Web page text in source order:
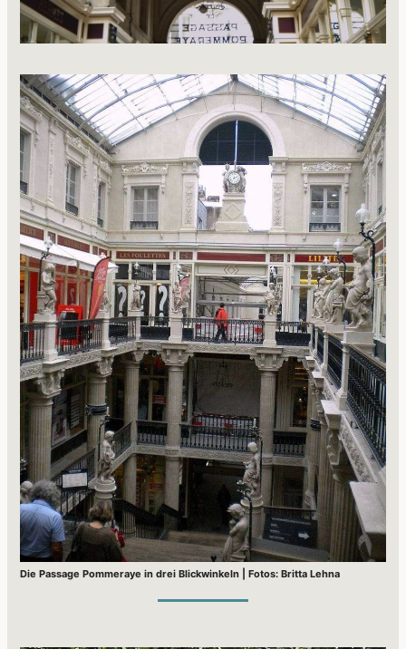
Die Passage Pommeraye in drei Blickwinkeln | Fotos: Britta Lehna